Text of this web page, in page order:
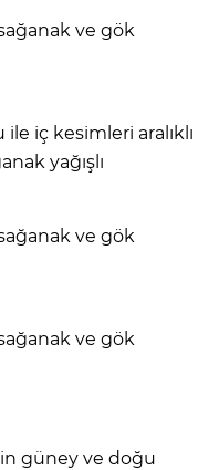
ve gök
iç kesimleri aralıklı
yağışlı
ve gök
ve gök
güney ve doğu